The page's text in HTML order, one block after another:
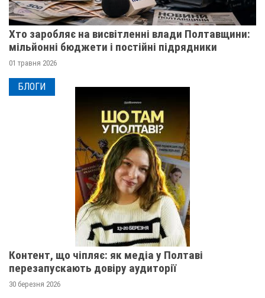
Хто заробляє на висвітленні влади Полтавщини:
мільйонні бюджети і постійні підрядники
01 травня 2026
БЛОГИ
Контент, що чіпляє: як медіа у Полтаві
перезапускають довіру аудиторії
30 березня 2026